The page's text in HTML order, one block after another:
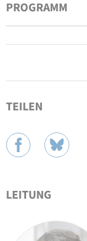
PROGRAMM
TEILEN
LEITUNG